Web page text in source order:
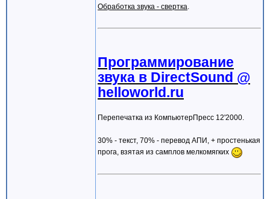
Обработка звука - свертка
Программирование
звука в DirectSound @
helloworld.ru
Перепечатка из КомпьютерПресс 12'2000.
30% - текст, 70% - перевод АПИ, + простенькая
прога, взятая из самплов мелкомягких